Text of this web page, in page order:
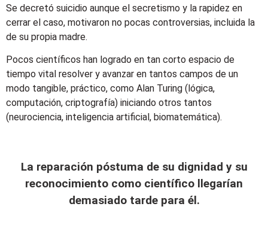
Se decretó suicidio aunque el secretismo y la rapidez en
cerrar el caso, motivaron no pocas controversias, incluida la
de su propia madre.
Pocos científicos han logrado en tan corto espacio de
tiempo vital resolver y avanzar en tantos campos de un
modo tangible, práctico, como Alan Turing (lógica,
computación, criptografía) iniciando otros tantos
(neurociencia, inteligencia artificial, biomatemática).
La reparación póstuma de su dignidad y su
reconocimiento como científico llegarían
demasiado tarde para él.